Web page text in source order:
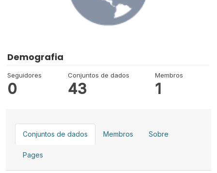
Demografia
Seguidores
0
Conjuntos de dados
43
Membros
1
Conjuntos de dados Membros Sobre
Pages